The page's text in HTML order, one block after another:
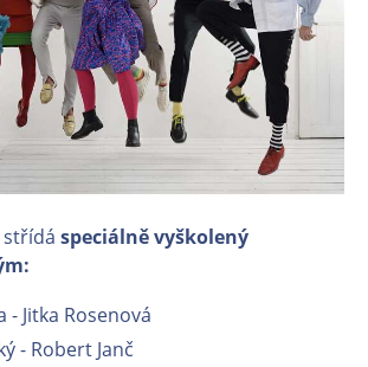
střídá speciálně vyškolený
- Jitka Rosenová
- Robert Janč